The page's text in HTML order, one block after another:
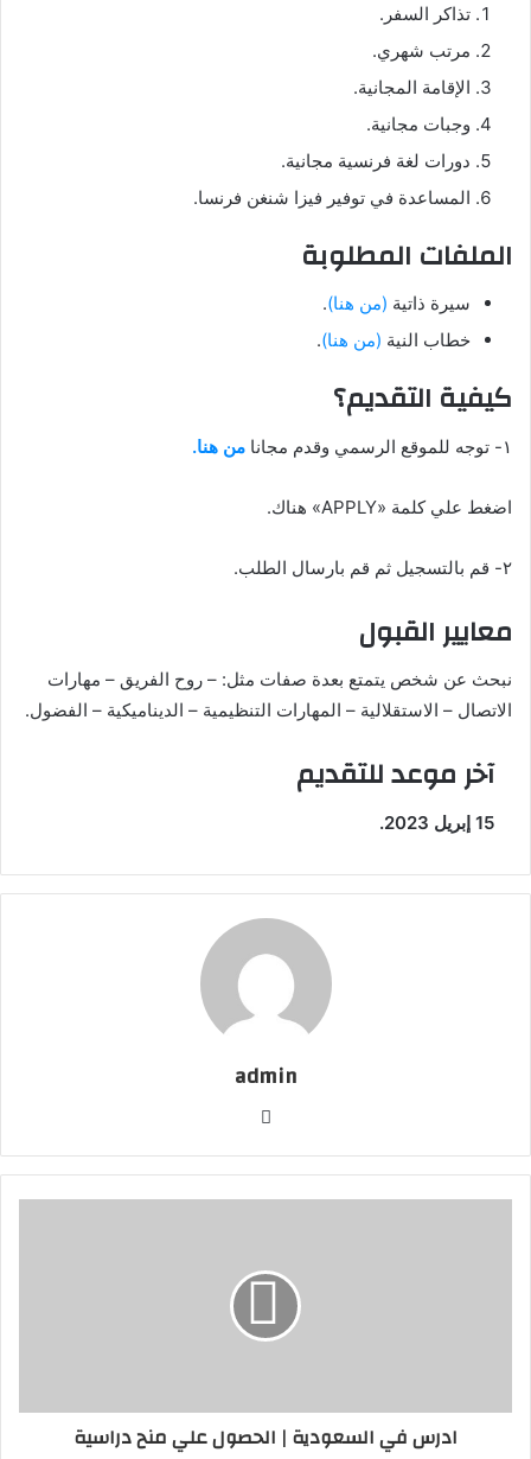
تذاكر السفر.
مرتب شهري.
الإقامة المجانية.
وجبات مجانية.
دورات لغة فرنسية مجانية.
المساعدة في توفير فيزا شنغن فرنسا.
الملفات المطلوبة
سيرة ذاتية (من هنا).
خطاب النية (من هنا).
كيفية التقديم؟
١- توجه للموقع الرسمي وقدم مجانا من هنا.
اضغط علي كلمة «APPLY» هناك.
٢- قم بالتسجيل ثم قم بارسال الطلب.
معايير القبول
نبحث عن شخص يتمتع بعدة صفات مثل: – روح الفريق – مهارات
الاتصال – الاستقلالية – المهارات التنظيمية – الديناميكية – الفضول.
آخر موعد للتقديم
15 إبريل 2023.
admin
ادرس في السعودية | الحصول علي منح دراسية